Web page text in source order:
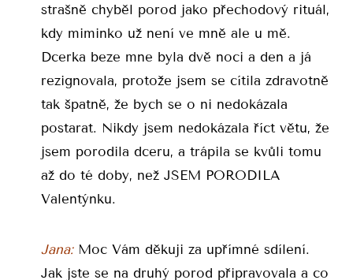
strašně chyběl porod jako přechodový rituál,
kdy miminko už není ve mně ale u mě.
Dcerka beze mne byla dvě noci a den a já
rezignovala, protože jsem se cítila zdravotně
tak špatně, že bych se o ni nedokázala
postarat. Nikdy jsem nedokázala říct větu, že
jsem porodila dceru, a trápila se kvůli tomu
až do té doby, než JSEM PORODILA
Valentýnku.
Jana:Moc Vám děkuji za upřímné sdílení.
Jak jste se na druhý porod připravovala a co